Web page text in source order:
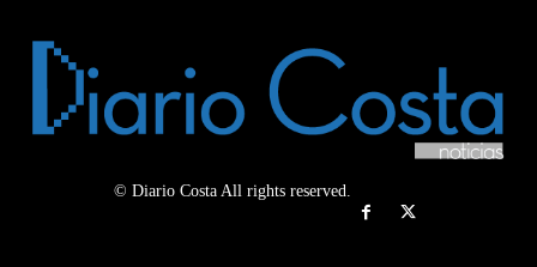
© Diario Costa All rights reserved.